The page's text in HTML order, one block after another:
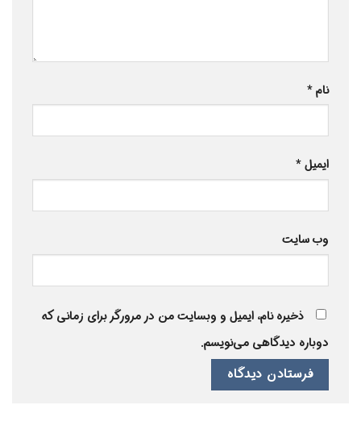
نام*
ایمیل*
وب‌ سایت
ذخیره نام، ایمیل و وبسایت من در مرورگر برای زمانی که
دوباره دیدگاهی می‌نویسم.